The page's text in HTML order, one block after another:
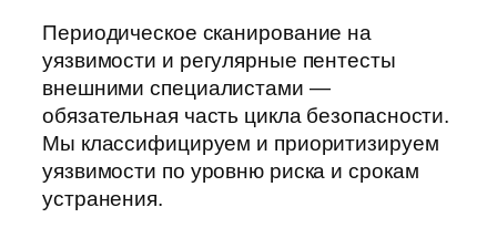
Периодическое сканирование на
уязвимости и регулярные пентесты
внешними специалистами —
обязательная часть цикла безопасности.
Мы классифицируем и приоритизируем
уязвимости по уровню риска и срокам
устранения.